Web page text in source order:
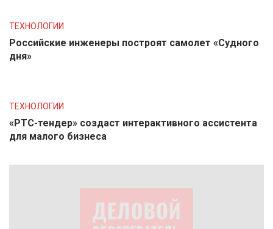
ТЕХНОЛОГИИ
Российские инженеры построят самолет «Судного
дня»
ТЕХНОЛОГИИ
«РТС-тендер» создаст интерактивного ассистента
для малого бизнеса